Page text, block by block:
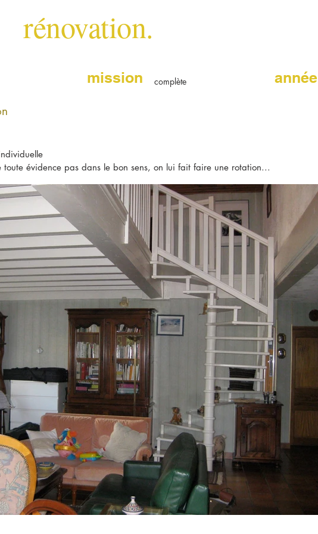
rénovation.
mission complète année
évidence pas dans le bon sens, on lui fait faire une rotation...